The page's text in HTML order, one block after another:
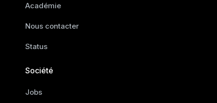
Académie
Nous contacter
Status
Société
Jobs